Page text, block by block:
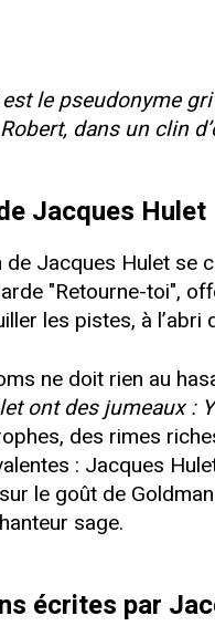
le pseudonyme
dans un clin
Jacques Hulet
de Jacques Hulet se
"Retourne-toi",
les pistes, à
ne doit rien au
ont des jumeaux :
des rimes
: Jacques
le goût de
sage.
écrites par